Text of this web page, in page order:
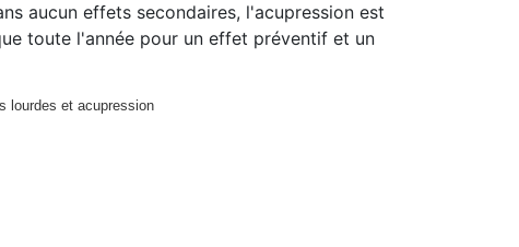
aucun effets secondaires, l'acupression est
toute l'année pour un effet préventif et un